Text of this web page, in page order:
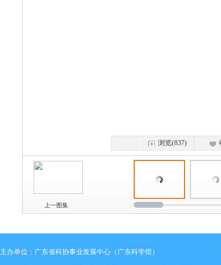
浏览(837)
上一图集
主办单位：广东省科协事业发展中心（广东科学馆）